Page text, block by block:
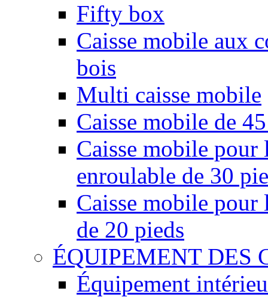
Fifty box
Caisse mobile aux
bois
Multi caisse mobile
Caisse mobile de
Caisse mobile
enroulable de 30
Caisse mobile pour
de 20 pieds
ÉQUIPEMENT DES
Équipement